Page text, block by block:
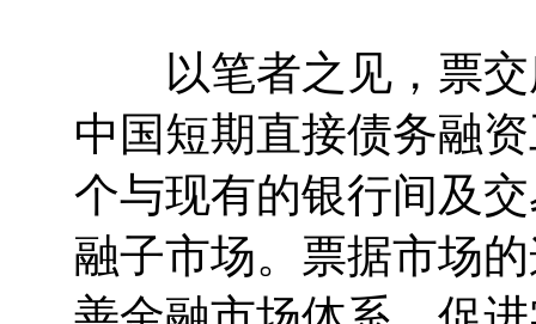
以笔者之见，票交
中国短期直接债务融
个与现有的银行间及
融子市场。票据市场